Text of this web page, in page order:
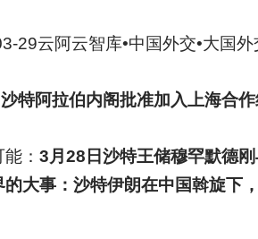
29云阿云智库•中国外交•大国外
沙特阿拉伯内阁批准加入上海合作
： 3月28日沙特王储穆罕默德
大事：沙特伊朗在中国斡旋下